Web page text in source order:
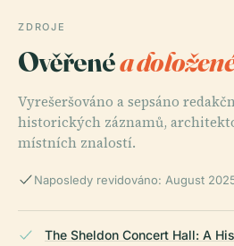
ZDROJE
Ověřenéa
Vyrešeršováno a sepsáno
historických záznamů,
místních znalostí.
Naposledy revidováno: August
The Sheldon Concert Hall: A